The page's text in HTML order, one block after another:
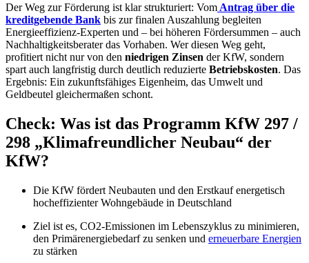
Der Weg zur Förderung ist klar strukturiert: Vom Antrag über die
kreditgebende Bank bis zur finalen Auszahlung begleiten
Energieeffizienz-Experten und – bei höheren Fördersummen – auch
Nachhaltigkeitsberater das Vorhaben. Wer diesen Weg geht,
profitiert nicht nur von den niedrigen Zinsen der KfW, sondern
spart auch langfristig durch deutlich reduzierte Betriebskosten. Das
Ergebnis: Ein zukunftsfähiges Eigenheim, das Umwelt und
Geldbeutel gleichermaßen schont.
Check: Was ist das Programm KfW 297 /
298 „Klimafreundlicher Neubau“ der
KfW?
Die KfW fördert Neubauten und den Erstkauf energetisch
hocheffizienter Wohngebäude in Deutschland
Ziel ist es, CO2-Emissionen im Lebenszyklus zu minimieren,
den Primärenergiebedarf zu senken und erneuerbare Energien
zu stärken